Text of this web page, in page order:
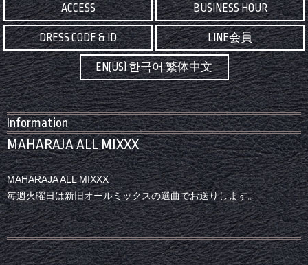
ACCESS BUSINESS HOUR
DRESS CODE & ID LINE会員
EN(US) 한국어 繁体中文
Information
MAHARAJA ALL MIXXX
MAHARAJA ALL MIXXX
毎週火曜日は新旧オールミックスの選曲でお送りします。